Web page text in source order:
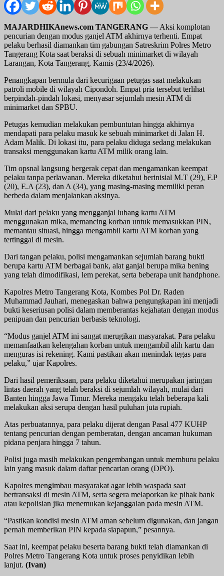
MAJARDHIKAnews.com TANGERANG — Aksi komplotan
pencurian dengan modus ganjel ATM akhirnya terhenti. Empat
pelaku berhasil diamankan tim gabungan Satreskrim Polres Metro
Tangerang Kota saat beraksi di sebuah minimarket di wilayah
Larangan, Kota Tangerang, Kamis (23/4/2026).
Penangkapan bermula dari kecurigaan petugas saat melakukan
patroli mobile di wilayah Cipondoh. Empat pria tersebut terlihat
berpindah-pindah lokasi, menyasar sejumlah mesin ATM di
minimarket dan SPBU.
Petugas kemudian melakukan pembuntutan hingga akhirnya
mendapati para pelaku masuk ke sebuah minimarket di Jalan H.
Adam Malik. Di lokasi itu, para pelaku diduga sedang melakukan
transaksi menggunakan kartu ATM milik orang lain.
Tim opsnal langsung bergerak cepat dan mengamankan keempat
pelaku tanpa perlawanan. Mereka diketahui berinisial M.T (29), F.P
(20), E.A (23), dan A (34), yang masing-masing memiliki peran
berbeda dalam menjalankan aksinya.
Mulai dari pelaku yang mengganjal lubang kartu ATM
menggunakan mika, memancing korban untuk memasukkan PIN,
memantau situasi, hingga mengambil kartu ATM korban yang
tertinggal di mesin.
Dari tangan pelaku, polisi mengamankan sejumlah barang bukti
berupa kartu ATM berbagai bank, alat ganjal berupa mika bening
yang telah dimodifikasi, lem perekat, serta beberapa unit handphone.
Kapolres Metro Tangerang Kota, Kombes Pol Dr. Raden
Muhammad Jauhari, menegaskan bahwa pengungkapan ini menjadi
bukti keseriusan polisi dalam memberantas kejahatan dengan modus
penipuan dan pencurian berbasis teknologi.
“Modus ganjel ATM ini sangat merugikan masyarakat. Para pelaku
memanfaatkan kelengahan korban untuk mengambil alih kartu dan
menguras isi rekening. Kami pastikan akan menindak tegas para
pelaku,” ujar Kapolres.
Dari hasil pemeriksaan, para pelaku diketahui merupakan jaringan
lintas daerah yang telah beraksi di sejumlah wilayah, mulai dari
Banten hingga Jawa Timur. Mereka mengaku telah beberapa kali
melakukan aksi serupa dengan hasil puluhan juta rupiah.
Atas perbuatannya, para pelaku dijerat dengan Pasal 477 KUHP
tentang pencurian dengan pemberatan, dengan ancaman hukuman
pidana penjara hingga 7 tahun.
Polisi juga masih melakukan pengembangan untuk memburu pelaku
lain yang masuk dalam daftar pencarian orang (DPO).
Kapolres mengimbau masyarakat agar lebih waspada saat
bertransaksi di mesin ATM, serta segera melaporkan ke pihak bank
atau kepolisian jika menemukan kejanggalan pada mesin ATM.
“Pastikan kondisi mesin ATM aman sebelum digunakan, dan jangan
pernah memberikan PIN kepada siapapun,” pesannya.
Saat ini, keempat pelaku beserta barang bukti telah diamankan di
Polres Metro Tangerang Kota untuk proses penyidikan lebih
lanjut. (Ivan)